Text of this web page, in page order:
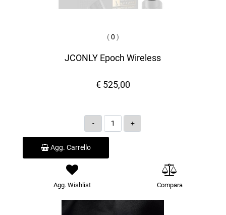
(0 )
JCONLY Epoch Wireless
€ 525,00
Quantità
Agg. Carrello
Agg. Wishlist Compara